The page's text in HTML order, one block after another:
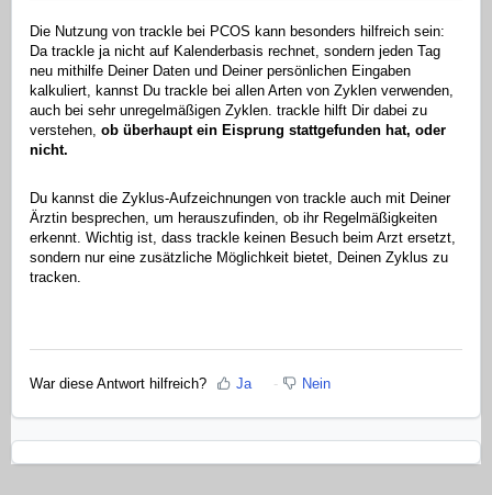
Die Nutzung von trackle bei PCOS kann besonders hilfreich sein:
Da trackle ja nicht auf Kalenderbasis rechnet, sondern jeden Tag
neu mithilfe Deiner Daten und Deiner persönlichen Eingaben
kalkuliert, kannst Du trackle bei allen Arten von Zyklen verwenden,
auch bei sehr unregelmäßigen Zyklen. trackle hilft Dir dabei zu
verstehen, ob überhaupt ein Eisprung stattgefunden hat, oder
nicht.
Du kannst die Zyklus-Aufzeichnungen von trackle auch mit Deiner
Ärztin besprechen, um herauszufinden, ob ihr Regelmäßigkeiten
erkennt. Wichtig ist, dass trackle keinen Besuch beim Arzt ersetzt,
sondern nur eine zusätzliche Möglichkeit bietet, Deinen Zyklus zu
tracken.
War diese Antwort hilfreich? Ja Nein